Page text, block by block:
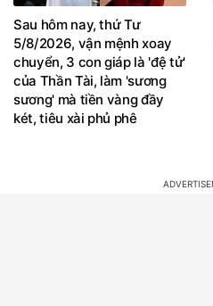
Sau hôm nay, thứ Tư
5/8/2026, vận mệnh xoay
chuyển, 3 con giáp là 'đệ tử'
của Thần Tài, làm 'sương
sương' mà tiền vàng đầy
két, tiêu xài phủ phê